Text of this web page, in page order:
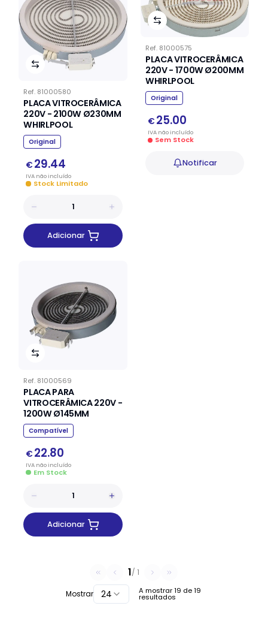
Ref. 81000580
PLACA VITROCERÂMICA
220V - 2100W Ø230MM
WHIRLPOOL
Original
€ 29.44
IVA nãoincluído
Stock Limitado
Adicionar
Ref. 81000575
PLACA VITROCERÂMICA
220V - 1700W Ø200MM
WHIRLPOOL
Original
€ 25.00
IVA nãoincluído
Sem Stock
Notificar
Ref. 81000569
PLACA PARA
VITROCERÂMICA 220V -
1200W Ø145MM
Compatível
€ 22.80
IVA nãoincluído
Em Stock
Adicionar
A mostrar19 de19
resultados
1/1
Mostrar 24